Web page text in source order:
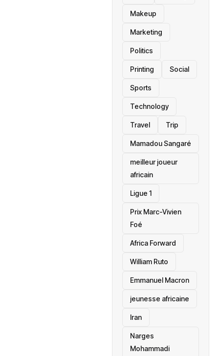
Makeup
Marketing
Politics
Printing Social
Sports
Technology
Travel Trip
Mamadou Sangaré
meilleur joueur
africain
Ligue 1
Prix Marc-Vivien
Foé
‎Africa Forward
William Ruto
Emmanuel Macron
jeunesse africaine
‎Iran
Narges
Mohammadi